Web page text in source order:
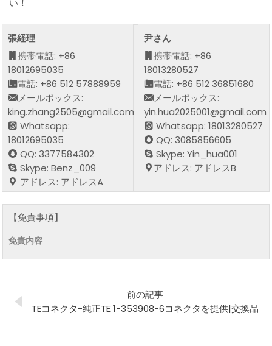
い！
張経理
携帯電話: +86
18012695035
電話: +86 512 57888959
メールボックス:
king.zhang2505@gmail.com
Whatsapp:
18012695035
QQ: 3377584302
Skype: Benz_009
アドレス: アドレスA
尹さん
携帯電話: +86
18013280527
電話: +86 512 36851680
メールボックス:
yin.hua2025001@gmail.com
Whatsapp: 18013280527
QQ: 3085856605
Skype: Yin_hua001
アドレス: アドレスB
【免責事項】
免責内容
前の記事
TEコネクタ-純正TE 1-353908-6コネクタを提供|交換品